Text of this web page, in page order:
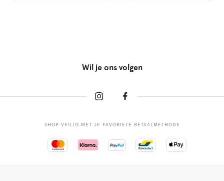
Wil je ons volgen
SHOP VEILIG MET JE FAVORIETE BETAALMETHODE